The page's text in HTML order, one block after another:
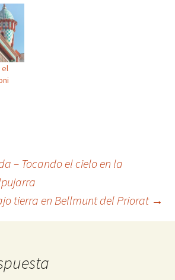
el
– Tocando el cielo en la
tierra en Bellmunt del Priorat →